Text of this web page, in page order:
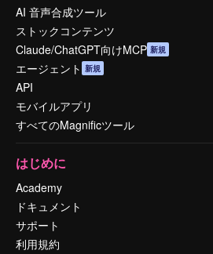
AI 音声合成ツール
ストックコンテンツ
Claude/ChatGPT向けMCP 新規
エージェント 新規
API
モバイルアプリ
すべてのMagnificツール
はじめに
Academy
ドキュメント
サポート
利用規約